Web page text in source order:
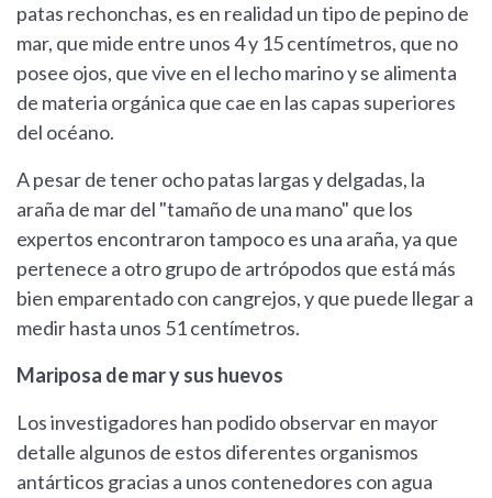
patas rechonchas, es en realidad un tipo de pepino de
mar, que mide entre unos 4 y 15 centímetros, que no
posee ojos, que vive en el lecho marino y se alimenta
de materia orgánica que cae en las capas superiores
del océano.
A pesar de tener ocho patas largas y delgadas, la
araña de mar del "tamaño de una mano" que los
expertos encontraron tampoco es una araña, ya que
pertenece a otro grupo de artrópodos que está más
bien emparentado con cangrejos, y que puede llegar a
medir hasta unos 51 centímetros.
Mariposa de mar y sus huevos
Los investigadores han podido observar en mayor
detalle algunos de estos diferentes organismos
antárticos gracias a unos contenedores con agua